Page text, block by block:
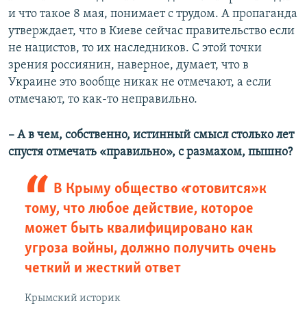
и что такое 8 мая, понимает с трудом. А пропаганда
утверждает, что в Киеве сейчас правительство если
не нацистов, то их наследников. С этой точки
зрения россиянин, наверное, думает, что в
Украине это вообще никак не отмечают, а если
отмечают, то как-то неправильно.
– А в чем, собственно, истинный смысл столько лет
спустя отмечать «правильно», с размахом, пышно?
В Крыму общество «готовится» к
тому, что любое действие, которое
может быть квалифицировано как
угроза войны, должно получить очень
четкий и жесткий ответ
Крымский историк